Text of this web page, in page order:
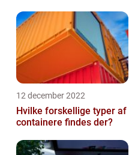
12 december 2022
Hvilke forskellige typer af
containere findes der?